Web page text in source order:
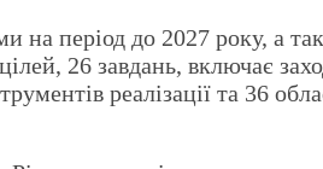
на період до 2027 року, а
26 завдань, включає
реалізації та 36